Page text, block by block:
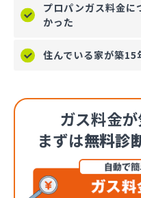
プロパンガス料金に
かった
住んでいる家が築15
ガス料金が
まずは無料診